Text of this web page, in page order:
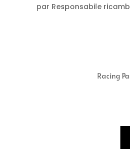
par Responsabile
Racing